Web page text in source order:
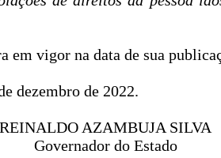
em vigor na data de sua
dezembro de 2022.
REINALDO AZAMBUJA SILVA
Governador do Estado